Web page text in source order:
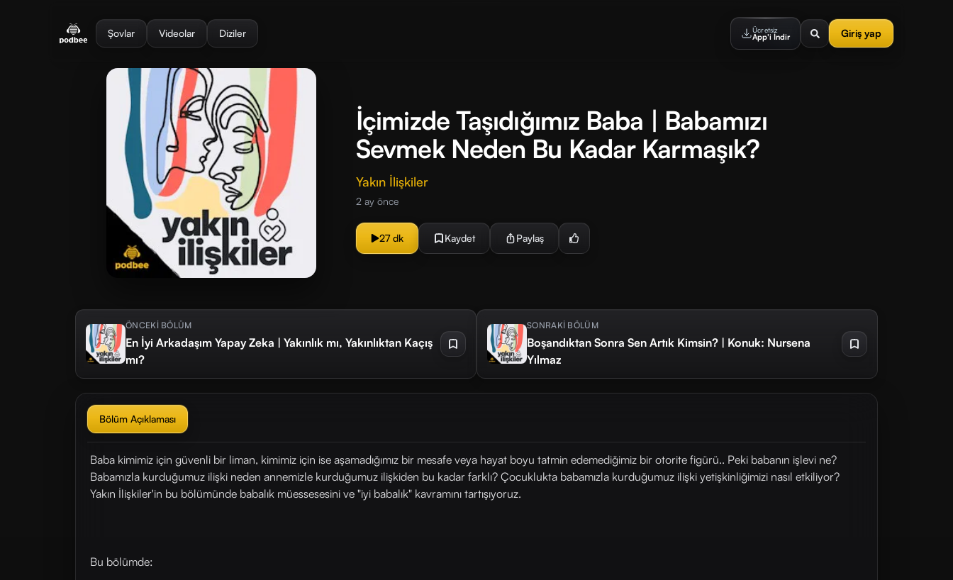
Şovlar Videolar Diziler Ücretsiz
App'i İndir Giriş yap
İçimizde Taşıdığımız Baba | Babamızı
Sevmek Neden Bu Kadar Karmaşık?
Yakın İlişkiler
2 ay önce
27 dk Kaydet Paylaş
ÖNCEKİ BÖLÜM
En İyi Arkadaşım Yapay Zeka | Yakınlık mı, Yakınlıktan Kaçış
mı?
SONRAKİ BÖLÜM
Boşandıktan Sonra Sen Artık Kimsin? | Konuk: Nursena
Yılmaz
Bölüm Açıklaması
Baba kimimiz için güvenli bir liman, kimimiz için ise aşamadığımız bir mesafe veya hayat boyu tatmin edemediğimiz bir otorite figürü.. Peki babanın işlevi ne?
Babamızla kurduğumuz ilişki neden annemizle kurduğumuz ilişkiden bu kadar farklı? Çocuklukta babamızla kurduğumuz ilişki yetişkinliğimizi nasıl etkiliyor?
Yakın İlişkiler'in bu bölümünde babalık müessesesini ve "iyi babalık" kavramını tartışıyoruz.
Bu bölümde: